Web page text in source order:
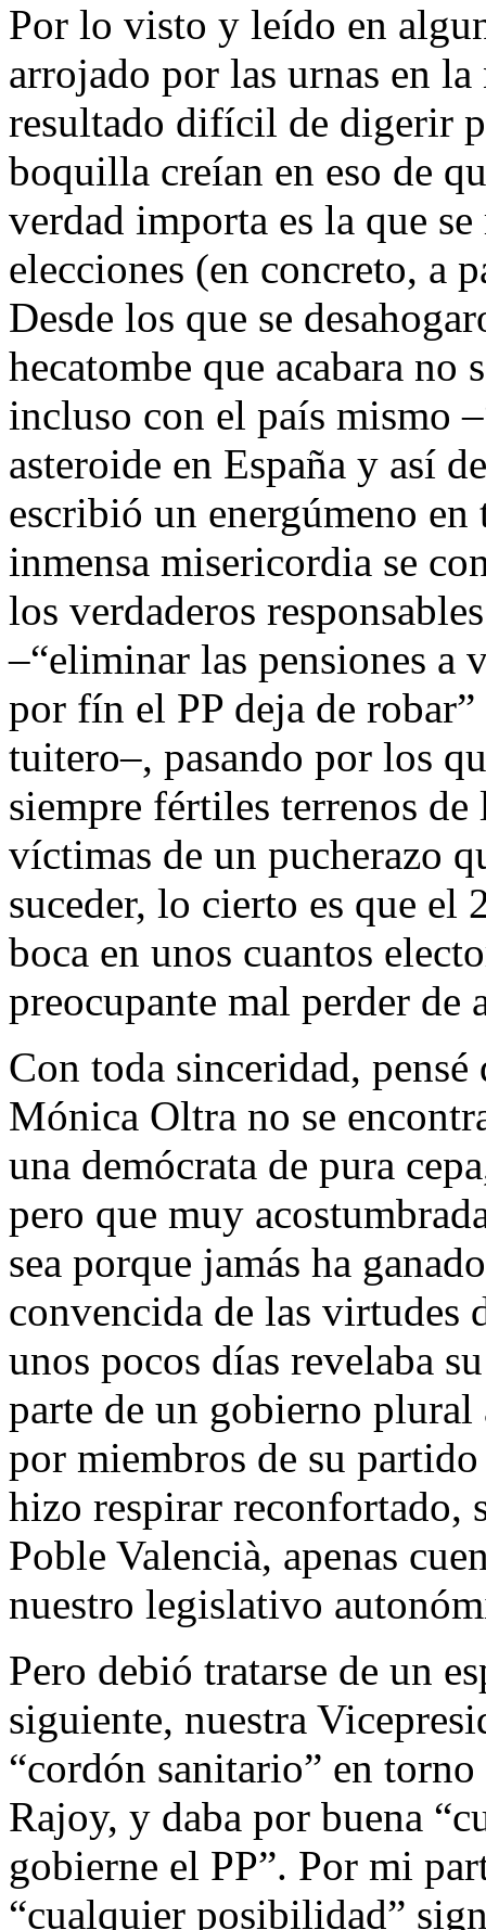
Por lo visto y leído en
arrojado por las urnas en
resultado difícil de digerir
boquilla creían en eso de
verdad importa es la que
elecciones (en concreto, a
Desde los que se
hecatombe que acabara no
incluso con el país mismo
asteroide en España y así
escribió un energúmeno
inmensa misericordia se
los verdaderos
–“eliminar las pensiones a
por fín el PP deja de
tuitero–, pasando por los
siempre fértiles terrenos
víctimas de un pucherazo
suceder, lo cierto es que el
boca en unos cuantos
preocupante mal perder de
Con toda sinceridad,
Mónica Oltra no se
una demócrata de pura
pero que muy
sea porque jamás ha
convencida de las virtudes
unos pocos días revelaba
parte de un gobierno
por miembros de su
hizo respirar reconfortado,
Poble Valencià, apenas
nuestro legislativo
Pero debió tratarse de un
siguiente, nuestra
“cordón sanitario” en
Rajoy, y daba por buena
gobierne el PP”. Por mi
“cualquier posibilidad”